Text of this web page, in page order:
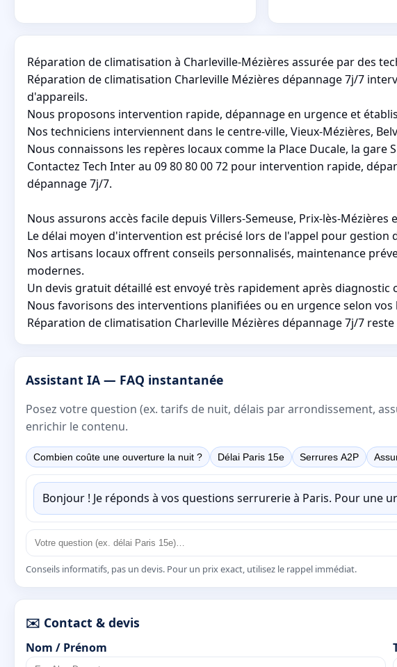
Réparation de climatisation à Charleville-Mézières assurée par des
Réparation de climatisation Charleville Mézières dépannage 7j/7
d'appareils.
Nous proposons intervention rapide, dépannage en urgence et
Nos techniciens interviennent dans le centre-ville, Vieux-Mézières,
Nous connaissons les repères locaux comme la Place Ducale, la gare
Contactez Tech Inter au 09 80 80 00 72 pour intervention rapide,
dépannage 7j/7.
Nous assurons accès facile depuis Villers-Semeuse, Prix-lès-
Le délai moyen d'intervention est précisé lors de l'appel pour gestion
Nos artisans locaux offrent conseils personnalisés, maintenance
modernes.
Un devis gratuit détaillé est envoyé très rapidement après diagnostic
Nous favorisons des interventions planifiées ou en urgence selon
Réparation de climatisation Charleville Mézières dépannage 7j/7
Assistant IA — FAQ instantanée
Posez votre question (ex. tarifs de nuit, délais par arrondissement,
enrichir le contenu.
Combien coûte une ouverture la nuit ? Délai Paris 15e Serrures A2P
Bonjour ! Je réponds à vos questions serrurerie à Paris. Pour une
Conseils informatifs, pas un devis. Pour un prix exact, utilisez le rappel immédiat.
✉️ Contact & devis
Nom / Prénom